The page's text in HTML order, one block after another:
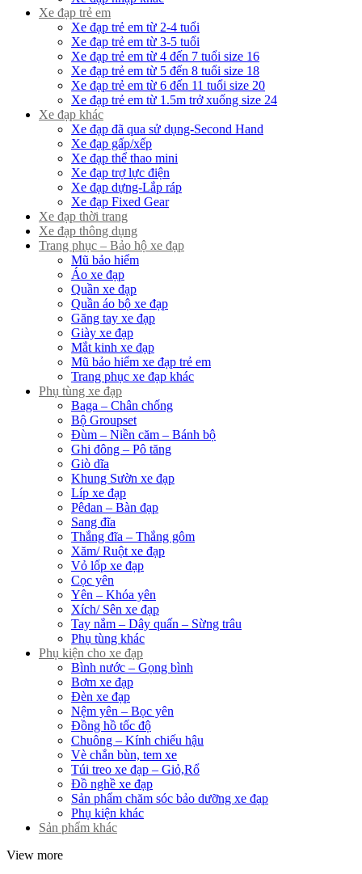
Xe đạp trẻ em
Xe đạp trẻ em từ 2-4 tuổi
Xe đạp trẻ em từ 3-5 tuổi
Xe đạp trẻ em từ 4 đến 7 tuổi size 16
Xe đạp trẻ em từ 5 đến 8 tuổi size 18
Xe đạp trẻ em từ 6 đến 11 tuổi size 20
Xe đạp trẻ em từ 1.5m trở xuống size 24
Xe đạp khác
Xe đạp đã qua sử dụng-Second Hand
Xe đạp gấp/xếp
Xe đạp thể thao mini
Xe đạp trợ lực điện
Xe đạp dựng-Lắp ráp
Xe đạp Fixed Gear
Xe đạp thời trang
Xe đạp thông dụng
Trang phục – Bảo hộ xe đạp
Mũ bảo hiểm
Áo xe đạp
Quần xe đạp
Quần áo bộ xe đạp
Găng tay xe đạp
Giày xe đạp
Mắt kinh xe đạp
Mũ bảo hiểm xe đạp trẻ em
Trang phục xe đạp khác
Phụ tùng xe đạp
Baga – Chân chống
Bộ Groupset
Đùm – Niền căm – Bánh bộ
Ghi đông – Pô tăng
Giò dĩa
Khung Sườn xe đạp
Líp xe đạp
Pêdan – Bàn đạp
Sang đĩa
Thắng đĩa – Thắng gôm
Xăm/ Ruột xe đạp
Vỏ lốp xe đạp
Cọc yên
Yên – Khóa yên
Xích/ Sên xe đạp
Tay nắm – Dây quấn – Sừng trâu
Phụ tùng khác
Phụ kiện cho xe đạp
Bình nước – Gọng bình
Bơm xe đạp
Đèn xe đạp
Nệm yên – Bọc yên
Đồng hồ tốc độ
Chuông – Kính chiếu hậu
Vè chắn bùn, tem xe
Túi treo xe đạp – Giỏ,Rổ
Đồ nghề xe đạp
Sản phẩm chăm sóc bảo dưỡng xe đạp
Phụ kiện khác
Sản phẩm khác
View more